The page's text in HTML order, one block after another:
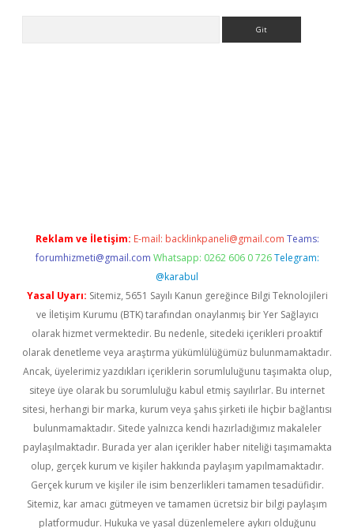
Reklam ve İletişim: E-mail: backlinkpaneli@gmail.com Teams:
forumhizmeti@gmail.com Whatsapp: 0262 606 0 726 Telegram:
@karabul
Yasal Uyarı: Sitemiz, 5651 Sayılı Kanun gereğince Bilgi Teknolojileri
ve İletişim Kurumu (BTK) tarafından onaylanmış bir Yer Sağlayıcı
olarak hizmet vermektedir. Bu nedenle, sitedeki içerikleri proaktif
olarak denetleme veya araştırma yükümlülüğümüz bulunmamaktadır.
Ancak, üyelerimiz yazdıkları içeriklerin sorumluluğunu taşımakta olup,
siteye üye olarak bu sorumluluğu kabul etmiş sayılırlar. Bu internet
sitesi, herhangi bir marka, kurum veya şahıs şirketi ile hiçbir bağlantısı
bulunmamaktadır. Sitede yalnızca kendi hazırladığımız makaleler
paylaşılmaktadır. Burada yer alan içerikler haber niteliği taşımamakta
olup, gerçek kurum ve kişiler hakkında paylaşım yapılmamaktadır.
Gerçek kurum ve kişiler ile isim benzerlikleri tamamen tesadüfidir.
Sitemiz, kar amacı gütmeyen ve tamamen ücretsiz bir bilgi paylaşım
platformudur. Hukuka ve yasal düzenlemelere aykırı olduğunu